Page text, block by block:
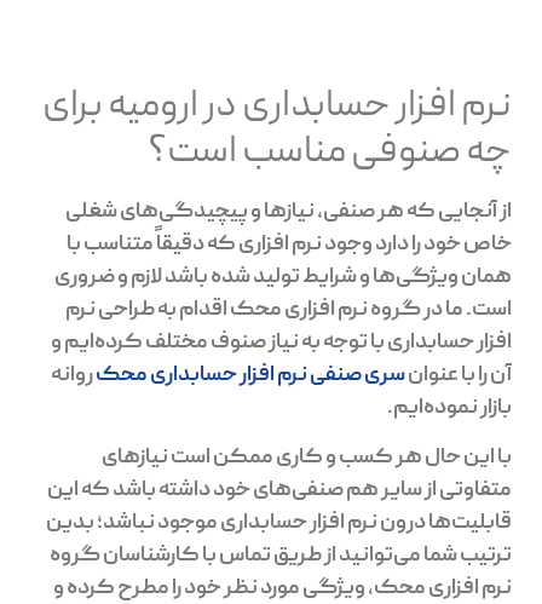
نرم افزار حسابداری در ارومیه برای
چه صنوفی مناسب است؟
از آنجایی که هر صنفی، نیازها و پیچیدگی‌های شغلی
خاص خود را دارد وجود نرم افزاری که دقیقاً متناسب با
همان ویژگی‌ها و شرایط تولید شده باشد لازم و ضروری
است. ما در گروه نرم افزاری محک اقدام به طراحی نرم
افزار حسابداری با توجه به نیاز صنوف مختلف کرده‌ایم و
آن را با عنوانسری صنفی نرم افزار حسابداری محکروانه
بازار نموده‌ایم.
با این حال هر کسب و کاری ممکن است نیازهای
متفاوتی از سایر هم صنفی‌های خود داشته باشد که این
قابلیت‌ها درون نرم افزار حسابداری موجود نباشد؛ بدین
ترتیب شما می‌توانید از طریق تماس با کارشناسان گروه
نرم افزاری محک، ویژگی مورد نظر خود را مطرح کرده و